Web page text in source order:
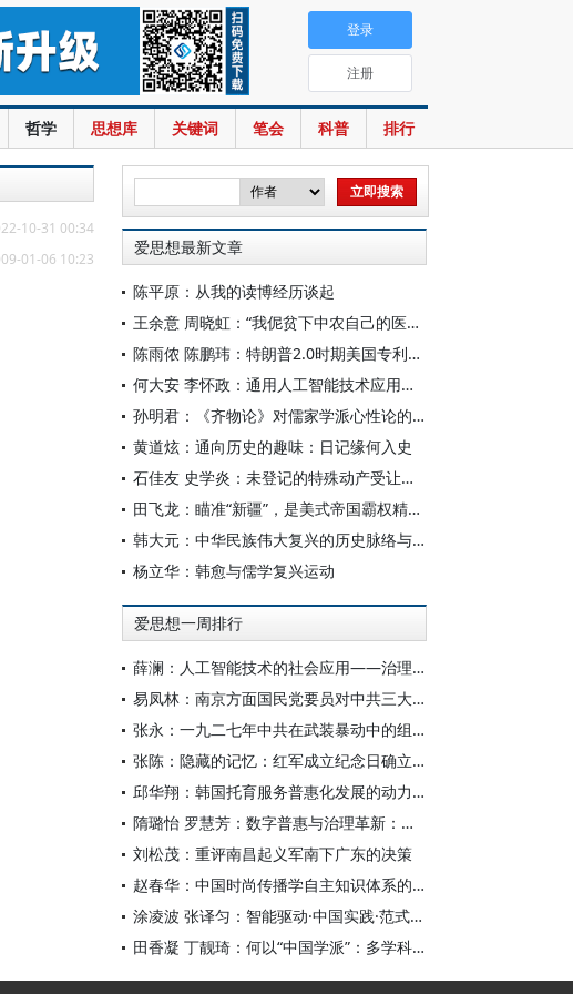
哲学 思想库 关键词 笔会 科普 排行
登录
注册
10-31 00:34
01-06 10:23
爱思想最新文章
陈平原：从我的读博经历谈起
王余意 周晓虹：“我伲贫下中农自己的医生”——赤脚医生的视觉表征与形象建构（1965—1978）
陈雨侬 陈鹏玮：特朗普2.0时期美国专利制度的“武器化”演进与中国应对
何大安 李怀政：通用人工智能技术应用下的数字调节机制
孙明君：《齐物论》对儒家学派心性论的回应
黄道炫：通向历史的趣味：日记缘何入史
石佳友 史学炎：未登记的特殊动产受让人排除强制执行问题研究
田飞龙：瞄准“新疆”，是美式帝国霸权精心酝酿的专项行动
韩大元：中华民族伟大复兴的历史脉络与宪法内涵
杨立华：韩愈与儒学复兴运动
爱思想一周排行
薛澜：人工智能技术的社会应用——治理挑战
易凤林：南京方面国民党要员对中共三大起义的反应
张永：一九二七年中共在武装暴动中的组织转型
张陈：隐藏的记忆：红军成立纪念日确立前中共对南昌起义的纪念
邱华翔：韩国托育服务普惠化发展的动力机制、制度路径与政策效应
隋璐怡 罗慧芳：数字普惠与治理革新：中国人工智能赋能全球南方发展
刘松茂：重评南昌起义军南下广东的决策
赵春华：中国时尚传播学自主知识体系的内在逻辑与实践路径
涂凌波 张译匀：智能驱动·中国实践·范式创新：“构建中国新闻传播学自主知识体系”专题研讨会综述
田香凝 丁靓琦：何以“中国学派”：多学科视野下中国特色新闻传播学建设的研究